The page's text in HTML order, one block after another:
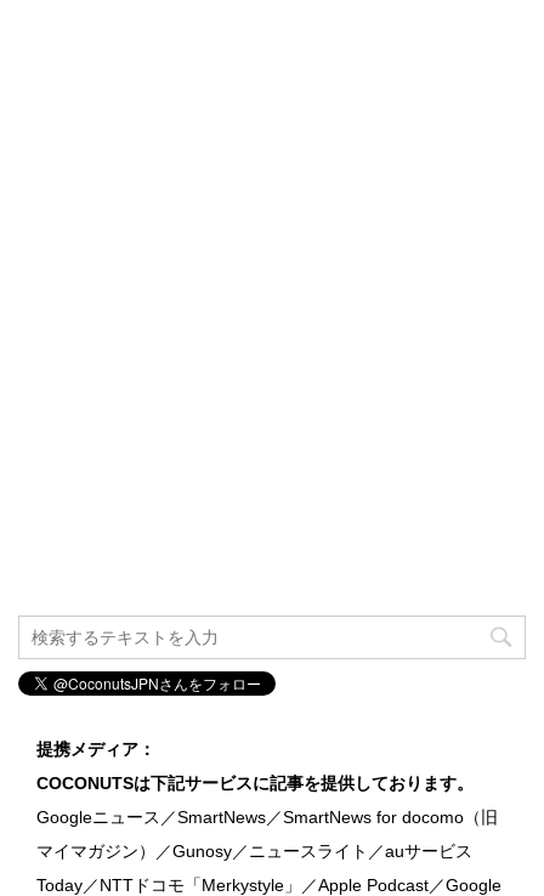
提携メディア：
COCONUTSは下記サービスに記事を提供しております。
Googleニュース／SmartNews／SmartNews for docomo（旧
マイマガジン）／Gunosy／ニュースライト／auサービス
Today／NTTドコモ「Merkystyle」／Apple Podcast／Google